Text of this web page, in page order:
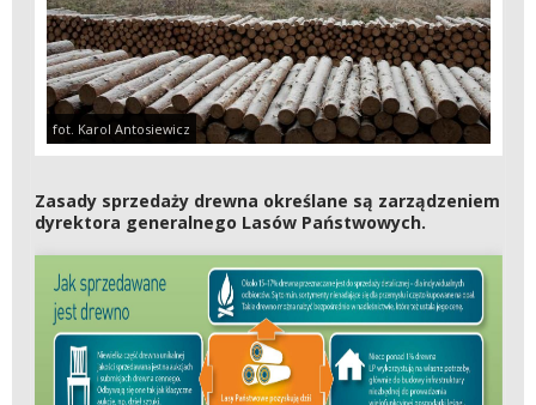
fot. Karol Antosiewicz
Zasady sprzedaży drewna określane są zarządzeniem
dyrektora generalnego Lasów Państwowych.